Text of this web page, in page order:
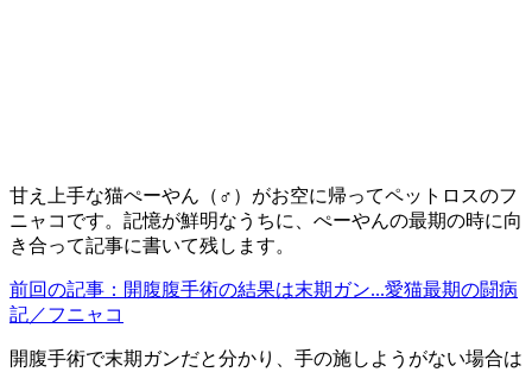
甘え上手な猫ぺーやん（♂）がお空に帰ってペットロスのフ
ニャコです。記憶が鮮明なうちに、ぺーやんの最期の時に向
き合って記事に書いて残します。
前回の記事：開腹腹手術の結果は末期ガン...愛猫最期の闘病
記／フニャコ
開腹手術で末期ガンだと分かり、手の施しようがない場合は